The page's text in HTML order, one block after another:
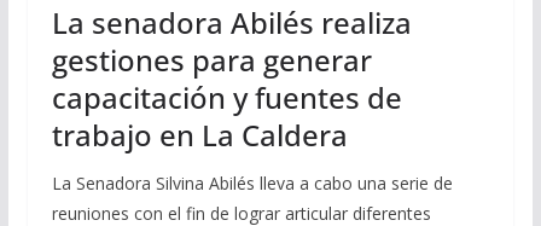
La senadora Abilés realiza
gestiones para generar
capacitación y fuentes de
trabajo en La Caldera
La Senadora Silvina Abilés lleva a cabo una serie de
reuniones con el fin de lograr articular diferentes